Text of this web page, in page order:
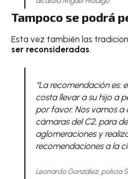
Tampoco se podrá
Esta vez también las
ser reconsideradas.
“La recomendación es:
costa llevar a su hijo a
por favor. Nos vamos a
cámaras del C2, para
aglomeraciones y
recomendaciones a la
Leonardo González, policía